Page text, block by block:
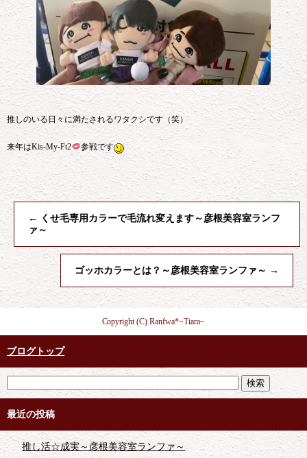
推しのいる日々に満たされるワタクシです（笑）
来年はKis-My-Ft2 参戦です
← くせ毛専用カラーで毛流れ変えます～彦根美容室ランフ
ァ～
ゴッホカラーとは？～彦根美容室ランファ～ →
Copyright (C) Ranfwa*~Tiara~
ブログトップ
最近の投稿
推し活☆成実～彦根美容室ランファ～